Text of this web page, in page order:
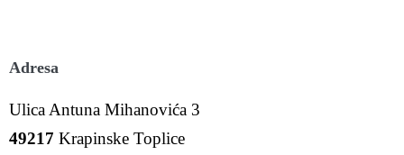
Adresa
Ulica Antuna Mihanovića 3
49217 Krapinske Toplice